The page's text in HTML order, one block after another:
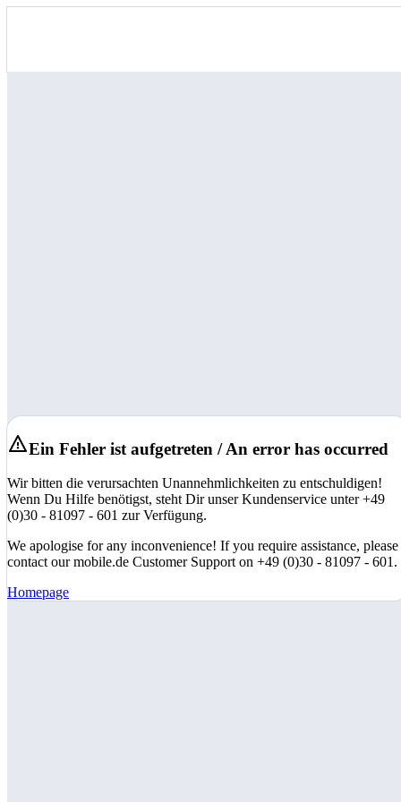
Ein Fehler ist aufgetreten / An error has occurred
Wir bitten die verursachten Unannehmlichkeiten zu entschuldigen!
Wenn Du Hilfe benötigst, steht Dir unser Kundenservice unter +49
(0)30 - 81097 - 601 zur Verfügung.
We apologise for any inconvenience! If you require assistance, please
contact our mobile.de Customer Support on +49 (0)30 - 81097 - 601.
Homepage